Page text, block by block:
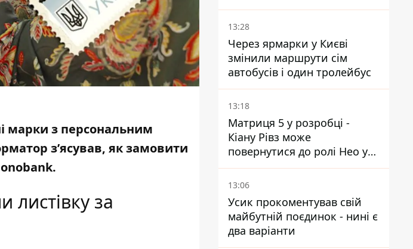
марки з персональним
з’ясував, як замовити
.
за
українських чоловіків -
абсурд і популізм
13:28
Через ярмарки у Києві
змінили маршрути сім
автобусів і один тролейбус
13:18
Матриця 5 у розробці -
Кіану Рівз може
повернутися до ролі Нео у
п'ятій частині
13:06
Усик прокоментував свій
майбутній поєдинок - нині є
два варіанти